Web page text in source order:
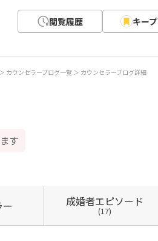
閲覧履歴 キープ
カウンセラーブログ一覧 カウンセラーブログ詳細
す
成婚者エピソード
(17)